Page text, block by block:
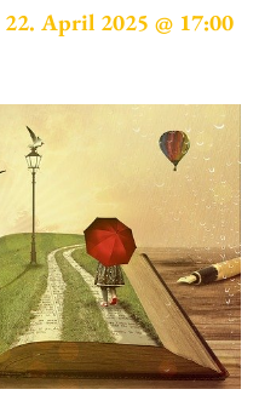
22. April 2025 @ 17:00